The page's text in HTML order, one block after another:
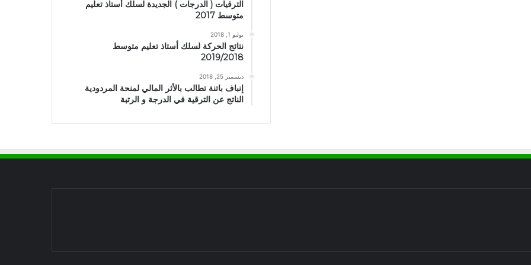
الترقيات ( الدرجات ) الجديدة لسلك أستاذ تعليم
متوسط 2017
يوليو 1, 2018
نتائج الحركة لسلك أستاذ تعليم متوسط
2019/2018
ديسمبر 25, 2018
إنباف باتنة تطالب بالأثر المالي لمنحة المردودية
الناتج عن الترقية في الدرجة و الرتبة